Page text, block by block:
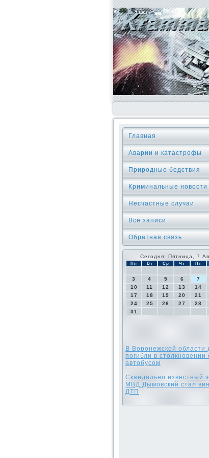
Главная
Аварии и катастрофы
Природные бедствия
Криминальные новοсти
Несчастные случаи
Все записи
Обратная связь
Сегодня: Пятница, 7
Пн Вт Ср Чт Пт
3
4 5 6 7
10
11 12 13 14
17
18 19 20 21
24
25 26 27 28
31
В Воронежской области
погибли в столкновении
автобусом
Скандально известный
МВД Дымовский стал
ДТП